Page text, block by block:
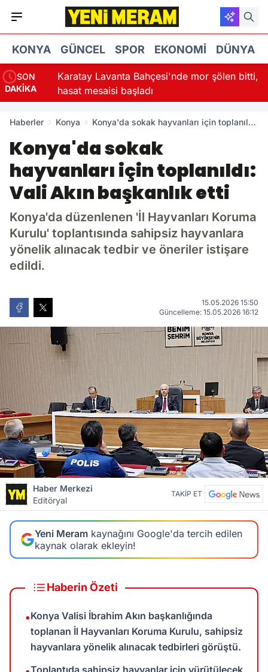
KONYA GÜNCEL SPOR EKONOMI DÜNYA
SON
DAKİKA
Karatay Lavanta Bahçesi'nde mor şölen bitti,
hasat mesaisi başladı
Haberler Konya
Konya'da sokak hayvanları için toplanıldı:
Konya'da sokak
hayvanları için toplanıldı:
Vali Akın başkanlık etti
Konya'da düzenlenen 'İl Hayvanları Koruma
Kurulu' toplantısında sahipsiz hayvanlara
yönelik alınacak tedbir ve öneriler istişare
edildi.
15.05.2026 15:50
Güncelleme: 15.05.2026 16:12
Haber Merkezi
Editöryal
TAKİP ET
Yeni Meram kaynağını Google'da tercih edilen
kaynak olarak ekleyin!
Haberin Özeti
•Konya Valisi İbrahim Akın başkanlığında
toplanan İl Hayvanları Koruma Kurulu, sahipsiz
hayvanlara yönelik alınacak tedbirleri görüştü.
Toplantıda sahipsiz hayvanlar için yürütülecek